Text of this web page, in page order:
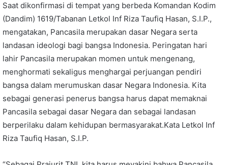
Saat dikonfirmasi di tempat yang berbeda Komandan Kodim
(Dandim) 1619/Tabanan Letkol Inf Riza Taufiq Hasan, S.I.P.,
mengatakan, Pancasila merupakan dasar Negara serta
landasan ideologi bagi bangsa Indonesia. Peringatan hari
lahir Pancasila merupakan momen untuk mengenang,
menghormati sekaligus menghargai perjuangan pendiri
bangsa dalam merumuskan dasar Negara Indonesia. Kita
sebagai generasi penerus bangsa harus dapat memaknai
Pancasila sebagai dasar Negara dan sebagai landasan
berperilaku dalam kehidupan bermasyarakat.Kata Letkol Inf
Riza Taufiq Hasan, S.I.P.